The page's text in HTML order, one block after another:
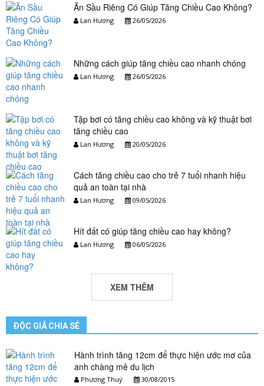
Ăn Sầu Riêng Có Giúp Tăng Chiều Cao Không?
Lan Hương 26/05/2026
Những cách giúp tăng chiều cao nhanh chóng
Lan Hương 26/05/2026
Tập bơi có tăng chiều cao không và kỹ thuật bơi
tăng chiều cao
Lan Hương 20/05/2026
Cách tăng chiều cao cho trẻ 7 tuổi nhanh hiệu
quả an toàn tại nhà
Lan Hương 09/05/2026
Hít đất có giúp tăng chiều cao hay không?
Lan Hương 06/05/2026
XEM THÊM
ĐỘC GIẢ CHIA SẺ
Hành trình tăng 12cm để thực hiện ước mơ của
anh chàng mê du lịch
Phương Thuý 30/08/2015